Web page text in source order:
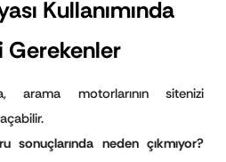
Kullanımında
Gerekenler
arama motorlarının sitenizi
sonuçlarında neden çıkmıyor?